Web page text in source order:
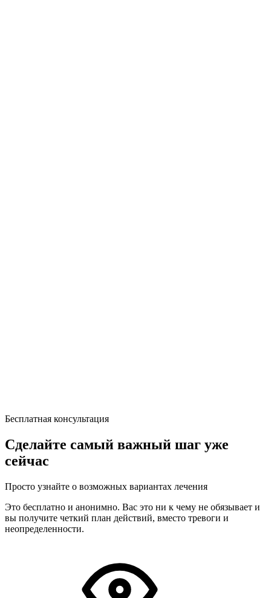
Бесплатная консультация
Сделайте самый важный шаг уже
сейчас
Просто узнайте о возможных вариантах лечения
Это бесплатно и анонимно. Вас это ни к чему не обязывает и
вы получите четкий план действий, вместо тревоги и
неопределенности.